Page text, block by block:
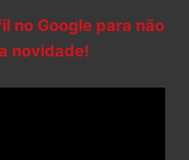
no Google para não
novidade!